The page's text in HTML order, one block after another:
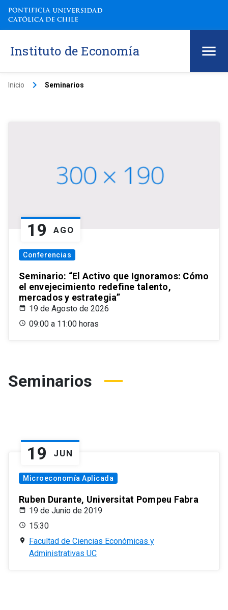
Instituto de Economía
Inicio keyboard_arrow_right Seminarios
19 AGO
Conferencias
Seminario: “El Activo que Ignoramos: Cómo
el envejecimiento redefine talento,
mercados y estrategia”
19 de Agosto de 2026
09:00 a 11:00 horas
Seminarios
19 JUN
Microeconomía Aplicada
Ruben Durante, Universitat Pompeu Fabra
19 de Junio de 2019
15:30
Facultad de Ciencias Económicas y
Administrativas UC